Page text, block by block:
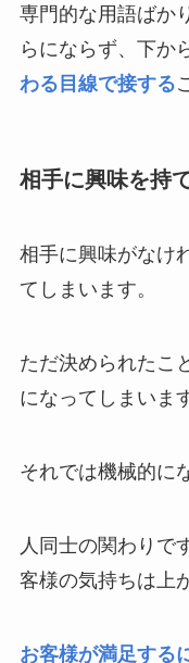
専門的な用語ばか
らにならず、下か
わる目線で接する
相手に興味を持
相手に興味がなけ
てしまいます。
ただ決められたこ
になってしまいま
それでは機械的に
人同士の関わりで
客様の気持ちは上
お客様が満足する